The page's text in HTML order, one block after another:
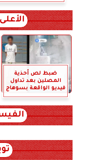
ضبط لص أحذية
المصلين بعد تداول
فيديو الواقعة بسوهاج